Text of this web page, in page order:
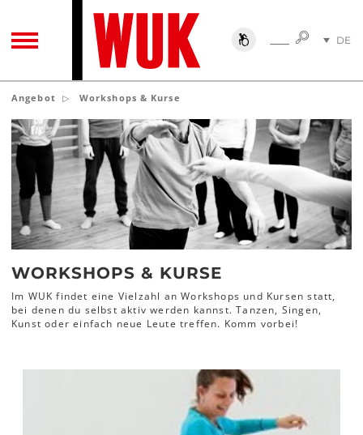
TOGGLE NAVIGATIONSUCHESUCHE
DE
Angebot Workshops & Kurse
WORKSHOPS & KURSE
Im WUK findet eine Vielzahl an Workshops und Kursen statt,
bei denen du selbst aktiv werden kannst. Tanzen, Singen,
Kunst oder einfach neue Leute treffen. Komm vorbei!